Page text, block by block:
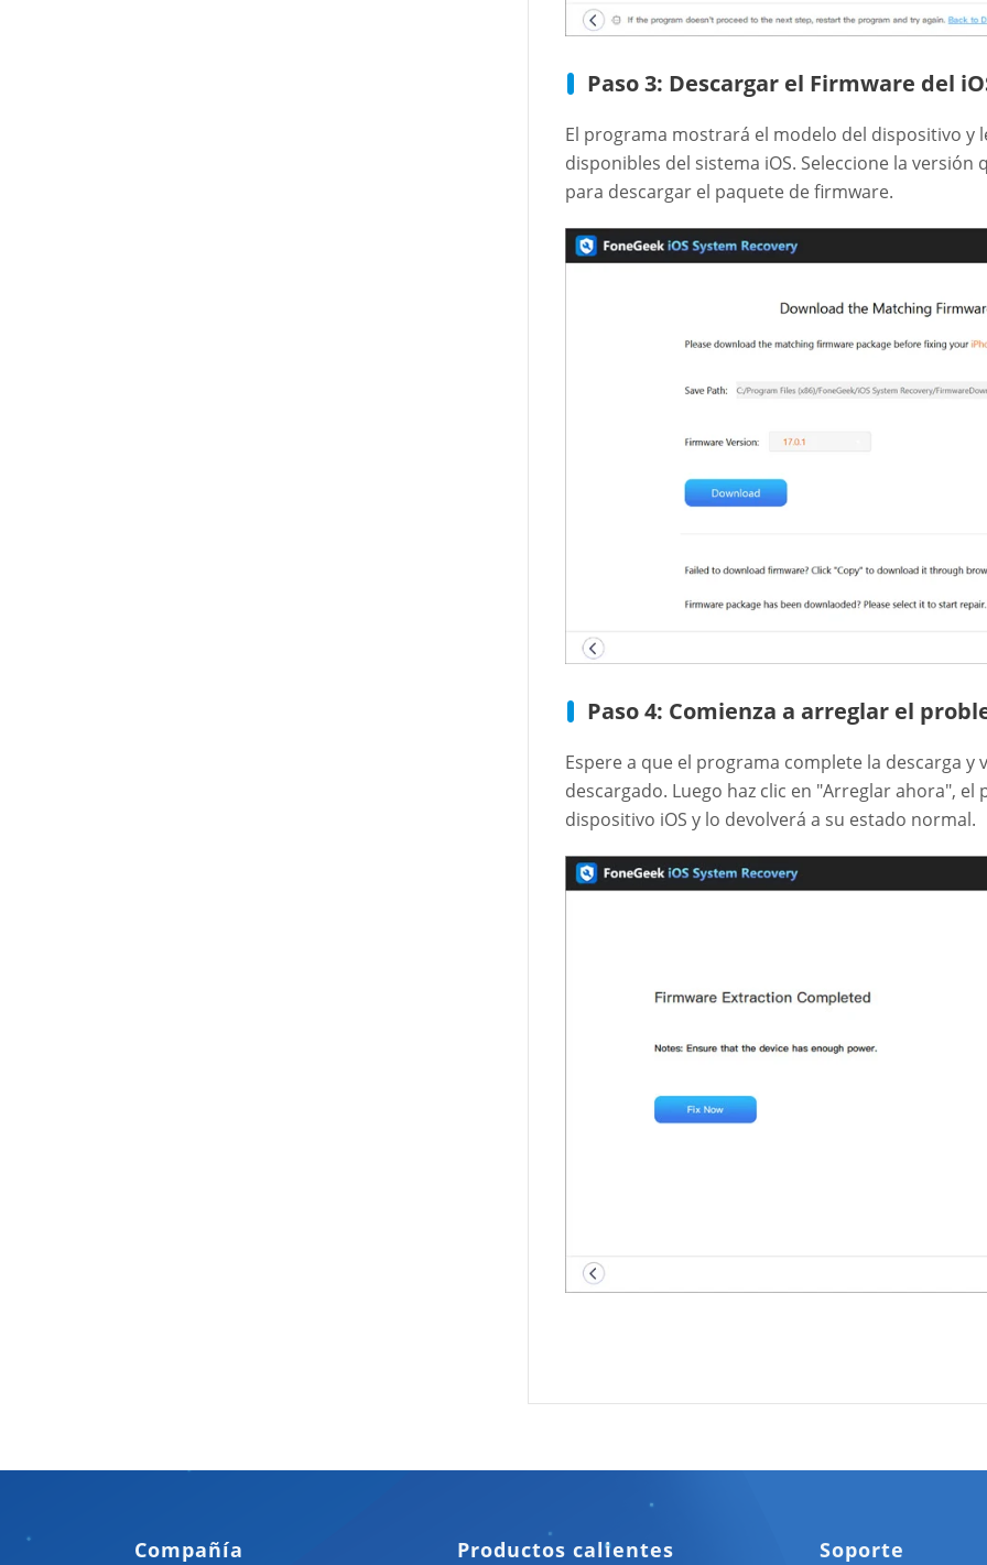
Paso 3: Descargar el Firmware del
El programa mostrará el modelo del dispositivo y
disponibles del sistema iOS. Seleccione la
para descargar el paquete de firmware.
Paso 4: Comienza a arreglar el
Espere a que el programa complete la descarga y
descargado. Luego haz clic en "Arreglar ahora",
dispositivo iOS y lo devolverá a su estado normal.
Compañía Productos calientes Soporte